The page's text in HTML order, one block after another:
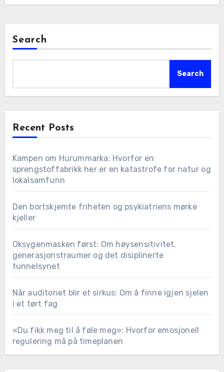
Search
Search
Recent Posts
Kampen om Hurummarka: Hvorfor en
sprengstoffabrikk her er en katastrofe for natur og
lokalsamfunn
Den bortskjemte friheten og psykiatriens mørke
kjeller
Oksygenmasken først: Om høysensitivitet,
generasjonstraumer og det disiplinerte
tunnelsynet
Når auditoriet blir et sirkus: Om å finne igjen sjelen
i et tørt fag
«Du fikk meg til å føle meg»: Hvorfor emosjonell
regulering må på timeplanen